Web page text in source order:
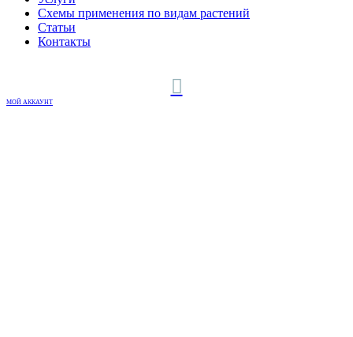
Схемы применения по видам растений
Статьи
Контакты
МОЙ АККАУНТ